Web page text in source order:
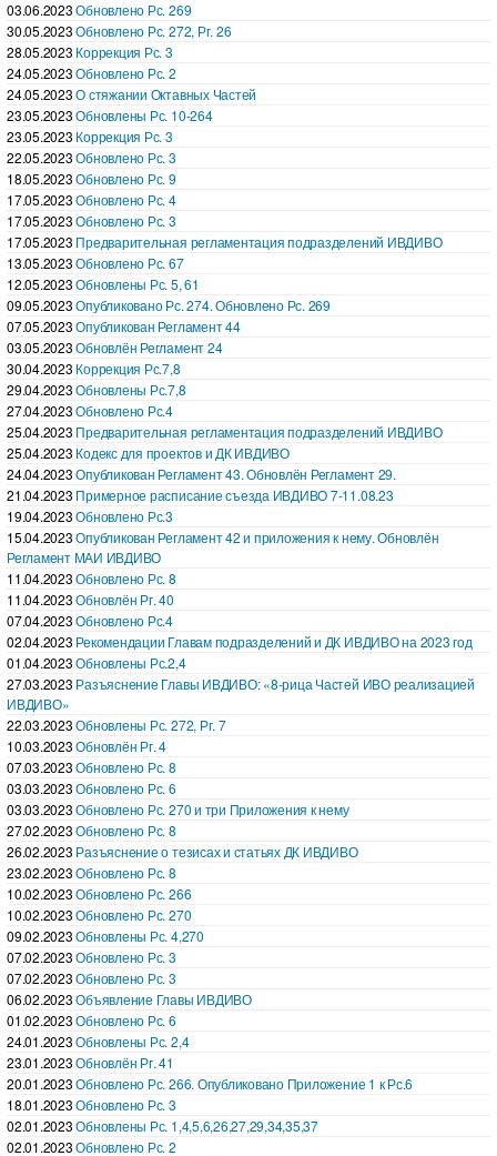
03.06.2023Обновлено Рс. 269
30.05.2023Обновлено Рс. 272, Рг. 26
28.05.2023 Коррекция Рс. 3
24.05.2023Обновлено Рс. 2
24.05.2023О стяжании Октавных Частей
23.05.2023Обновлены Рс. 10-264
23.05.2023 Коррекция Рс. 3
22.05.2023Обновлено Рс. 3
18.05.2023Обновлено Рс. 9
17.05.2023Обновлено Рс. 4
17.05.2023Обновлено Рс. 3
17.05.2023 Предварительная регламентация подразделений ИВДИВО
13.05.2023Обновлено Рс. 67
12.05.2023Обновлены Рс. 5, 61
09.05.2023Опубликовано Рс. 274. Обновлено Рс. 269
07.05.2023Опубликован Регламент 44
03.05.2023Обновлён Регламент 24
30.04.2023 Коррекция Рс.7,8
29.04.2023Обновлены Рс.7,8
27.04.2023Обновлено Рс.4
25.04.2023 Предварительная регламентация подразделений ИВДИВО
25.04.2023 Кодекс для проектов и ДК ИВДИВО
24.04.2023Опубликован Регламент 43. Обновлён Регламент 29.
21.04.2023 Примерное расписание съезда ИВДИВО 7-11.08.23
19.04.2023Обновлено Рс.3
15.04.2023Опубликован Регламент 42 и приложения к нему. Обновлён
Регламент МАИ ИВДИВО
11.04.2023Обновлено Рс. 8
11.04.2023Обновлён Рг. 40
07.04.2023Обновлено Рс.4
02.04.2023 Рекомендации Главам подразделений и ДК ИВДИВО на 2023 год
01.04.2023Обновлены Рс.2,4
27.03.2023 Разъяснение Главы ИВДИВО: «8-рица Частей ИВО реализацией
ИВДИВО»
22.03.2023Обновлены Рс. 272, Рг. 7
10.03.2023Обновлён Рг. 4
07.03.2023Обновлено Рс. 8
03.03.2023Обновлено Рс. 6
03.03.2023Обновлено Рс. 270 и три Приложения к нему
27.02.2023Обновлено Рс. 8
26.02.2023 Разъяснение о тезисах и статьях ДК ИВДИВО
23.02.2023Обновлено Рс. 8
10.02.2023Обновлено Рс. 266
10.02.2023Обновлено Рс. 270
09.02.2023Обновлены Рс. 4,270
07.02.2023Обновлено Рс. 3
07.02.2023Обновлено Рс. 3
06.02.2023Объявление Главы ИВДИВО
01.02.2023Обновлено Рс. 6
24.01.2023Обновлены Рс. 2,4
23.01.2023Обновлён Рг. 41
20.01.2023Обновлено Рс. 266. Опубликовано Приложение 1 к Рс.6
18.01.2023Обновлено Рс. 3
02.01.2023Обновлены Рс. 1,4,5,6,26,27,29,34,35,37
02.01.2023Обновлено Рс. 2